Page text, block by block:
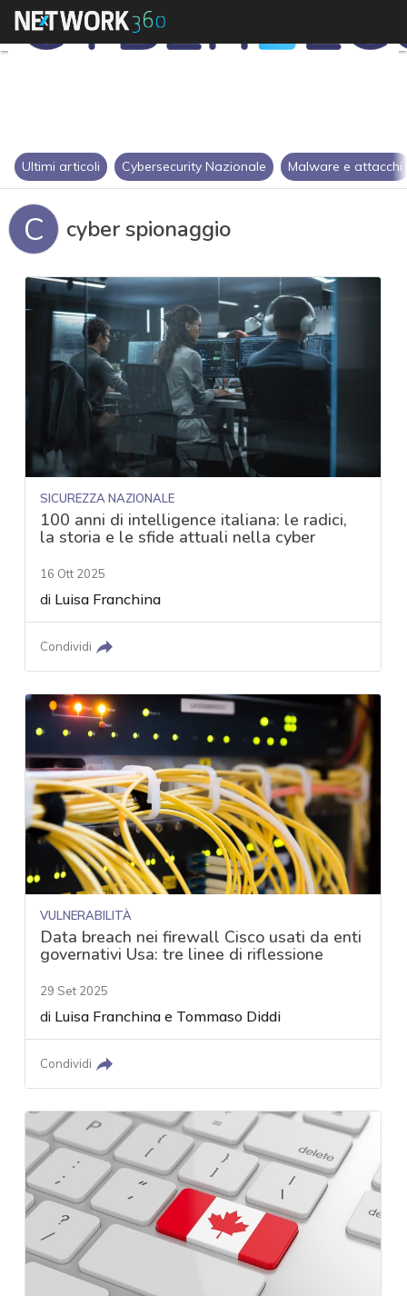
Ultimi articoli Cybersecurity Nazionale Malware e attacchi
C cyber spionaggio
SICUREZZA NAZIONALE
100 anni di intelligence italiana: le radici,
la storia e le sfide attuali nella cyber
16 Ott 2025
di Luisa Franchina
Condividi
VULNERABILITÀ
Data breach nei firewall Cisco usati da enti
governativi Usa: tre linee di riflessione
29 Set 2025
di Luisa Franchina e Tommaso Diddi
Condividi